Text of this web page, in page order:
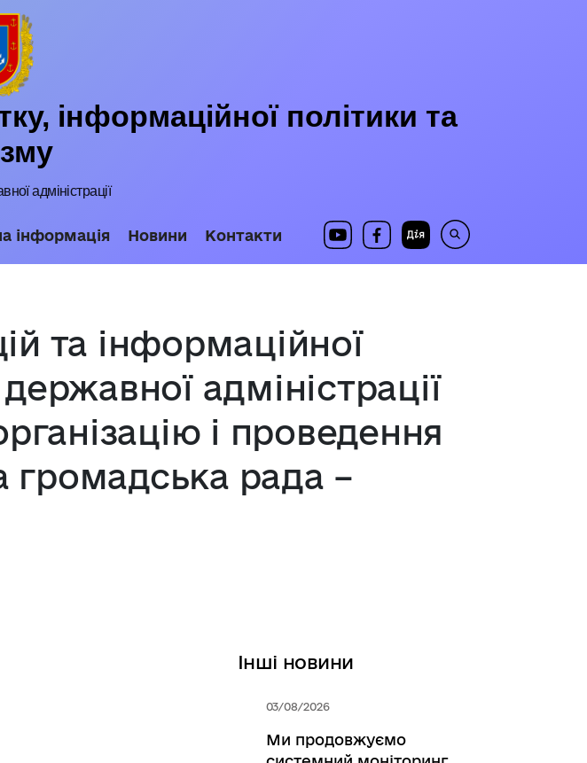
інформаційної політики та
адміністрації
інформація Новини Контакти
та інформаційної
адміністрації
і проведення
громадська рада –
Інші новини
03/08/2026
Ми продовжуємо